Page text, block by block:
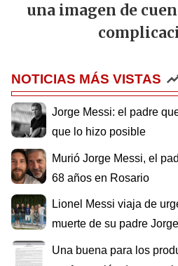
una imagen de
NOTICIAS MÁS VISTAS
Jorge Messi: el padre
que lo hizo posible
Murió Jorge Messi, el
68 años en Rosario
Lionel Messi viaja de
muerte de su padre Jorge
Una buena para los